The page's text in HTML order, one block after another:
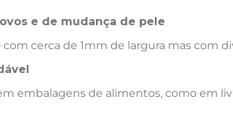
e de mudança de pele
com cerca de 1mm de largura mas com
embalagens de alimentos, como em